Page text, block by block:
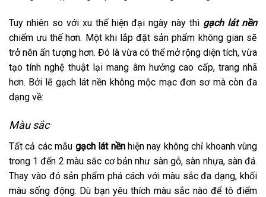
Tuy nhiên so với xu thế hiện đại ngày này thì gạch lát nền
chiếm ưu thế hơn. Một khi lắp đặt sản phẩm không gian sẽ
trở nên ấn tượng hơn. Đó là vừa có thể mở rộng diện tích, vừa
tạo tính nghệ thuật lại mang âm hưởng cao cấp, trang nhã
hơn. Bởi lẽ gạch lát nền không mộc mạc đơn sơ mà còn đa
dạng về:
Màu sắc
Tất cả các mẫu gạch lát nềnhiện nay không chỉ khoanh vùng
trong 1 đến 2 màu sắc cơ bản như sàn gỗ, sàn nhựa, sàn đá.
Thay vào đó sản phẩm phá cách với màu sắc đa dạng, khối
màu sống động. Dù bạn yêu thích màu sắc nào để tô điểm